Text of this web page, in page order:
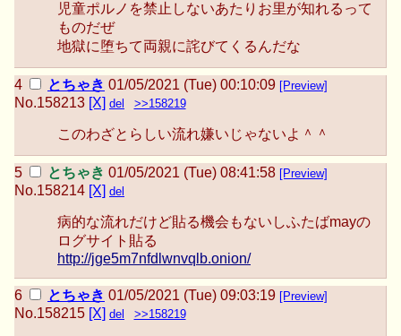
児童ポルノを禁止しないあたりお里が知れるって
ものだぜ
地獄に堕ちて両親に詫びてくるんだな
とちゃき 01/05/2021 (Tue) 00:10:09 [Preview]
No.158213 [X] del >>158219
このわざとらしい流れ嫌いじゃないよ＾＾
とちゃき 01/05/2021 (Tue) 08:41:58 [Preview]
No.158214 [X] del
病的な流れだけど貼る機会もないしふたばmayの
ログサイト貼る
http://jge5m7nfdlwnvqlb.onion/
とちゃき 01/05/2021 (Tue) 09:03:19 [Preview]
No.158215 [X] del >>158219